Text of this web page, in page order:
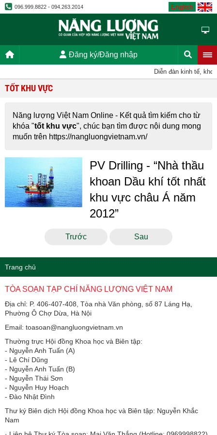
096.999.8822 - 094.263.2014 English
Đăng ký/Đăng nhập
Diễn đàn kinh tế,
TỐT KHU VỰC
Năng lượng Việt Nam Online - Kết quả tìm kiếm cho từ
khóa "tốt khu vực", chúc bạn tìm được nội dung mong
muốn trên https://nangluongvietnam.vn/
PV Drilling - “Nhà thầu
khoan Dầu khí tốt nhất
khu vực châu Á năm
2012”
Trước Sau
Trang chủ
TÒA SOẠN TẠP CHÍ NĂNG LƯỢNG VIỆT NAM
Địa chỉ: P. 406-407-408, Tòa nhà Văn phòng, số 87 Láng Hạ,
Phường Ô Chợ Dừa, Hà Nội
Email: toasoan@nangluongvietnam.vn
Thường trực Hội đồng Khoa học và Biên tập:
​​​​​​- Nguyễn Anh Tuấn (A)
- Lê Chí Dũng
- Nguyễn Anh Tuấn (B)
- Nguyễn Thái Sơn
- Nguyễn Huy Hoạch
- Đào Nhật Đình
Thư ký Biên dịch Hội đồng Khoa học và Biên tập: Nguyễn Khắc
Nam